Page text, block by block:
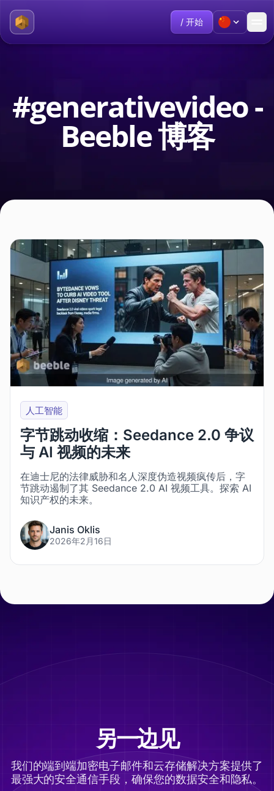
/ 开始
#generativevideo -
Beeble 博客
人工智能
字节跳动收缩：Seedance 2.0 争议
与 AI 视频的未来
在迪士尼的法律威胁和名人深度伪造视频疯传后，字
节跳动遏制了其 Seedance 2.0 AI 视频工具。探索 AI
知识产权的未来。
Janis Oklis
2026年2月16日
另一边见
我们的端到端加密电子邮件和云存储解决方案提供了
最强大的安全通信手段，确保您的数据安全和隐私。